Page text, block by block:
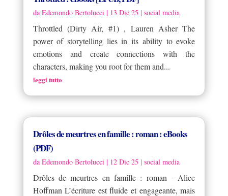
da Edemondo Bertolucci | 13 Dic 25 | social media
Throttled (Dirty Air, #1) , Lauren Asher The
power of storytelling lies in its ability to evoke
emotions and create connections with the
characters, making you root for them and...
leggi tutto
Drôles de meurtres en famille : roman : eBooks
(PDF)
da Edemondo Bertolucci| 12 Dic 25 | social media
Drôles de meurtres en famille : roman - Alice
Hoffman L’écriture est fluide et engageante, mais